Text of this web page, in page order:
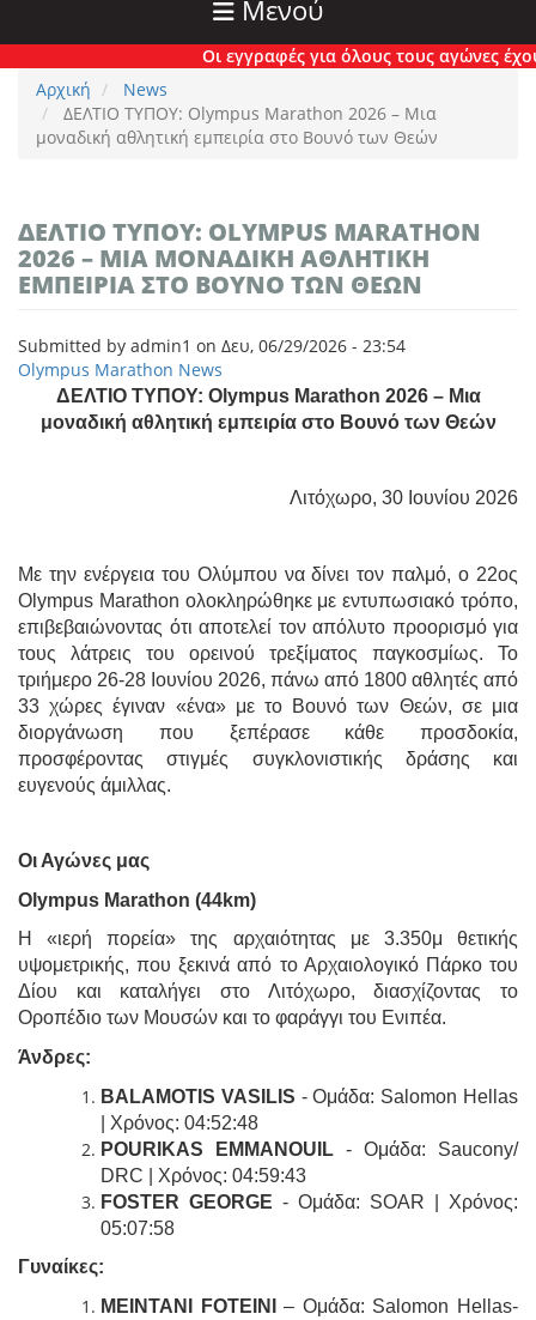
Μενού
Οι εγγραφές για όλους τους αγώνες έχουν
Αρχική
News
ΔΕΛΤΙΟ ΤΥΠΟΥ: Olympus Marathon 2026 – Μια
μοναδική αθλητική εμπειρία στο Βουνό των Θεών
ΔΕΛΤΙΟ ΤΥΠΟΥ: OLYMPUS MARATHON
2026 – ΜΙΑ ΜΟΝΑΔΙΚΉ ΑΘΛΗΤΙΚΉ
ΕΜΠΕΙΡΊΑ ΣΤΟ ΒΟΥΝΌ ΤΩΝ ΘΕΏΝ
Submitted by admin1 on Δευ, 06/29/2026 - 23:54
Olympus Marathon News
ΔΕΛΤΙΟ ΤΥΠΟΥ: Olympus Marathon 2026 – Μια
μοναδική αθλητική εμπειρία στο Βουνό των Θεών
Λιτόχωρο, 30 Ιουνίου 2026
Με την ενέργεια του Ολύμπου να δίνει τον παλμό, ο 22ος
Olympus Marathon ολοκληρώθηκε με εντυπωσιακό τρόπο,
επιβεβαιώνοντας ότι αποτελεί τον απόλυτο προορισμό για
τους λάτρεις του ορεινού τρεξίματος παγκοσμίως. Το
τριήμερο 26-28 Ιουνίου 2026, πάνω από 1800 αθλητές από
33 χώρες έγιναν «ένα» με το Βουνό των Θεών, σε μια
διοργάνωση που ξεπέρασε κάθε προσδοκία,
προσφέροντας στιγμές συγκλονιστικής δράσης και
ευγενούς άμιλλας.
Οι Αγώνες μας
Olympus Marathon (44km)
Η «ιερή πορεία» της αρχαιότητας με 3.350μ θετικής
υψομετρικής, που ξεκινά από το Αρχαιολογικό Πάρκο του
Δίου και καταλήγει στο Λιτόχωρο, διασχίζοντας το
Οροπέδιο των Μουσών και το φαράγγι του Ενιπέα.
Άνδρες:
BALAMOTIS VASILIS - Ομάδα: Salomon Hellas
| Χρόνος: 04:52:48
POURIKAS EMMANOUIL - Ομάδα: Saucony/
DRC | Χρόνος: 04:59:43
FOSTER GEORGE - Ομάδα: SOAR | Χρόνος:
05:07:58
Γυναίκες:
MEINTANI FOTEINI
– Ομάδα: Salomon Hellas-